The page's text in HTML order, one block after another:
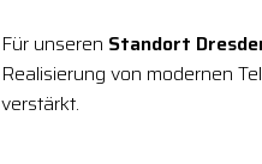
Für unseren Standort
Realisierung von modernen
verstärkt.